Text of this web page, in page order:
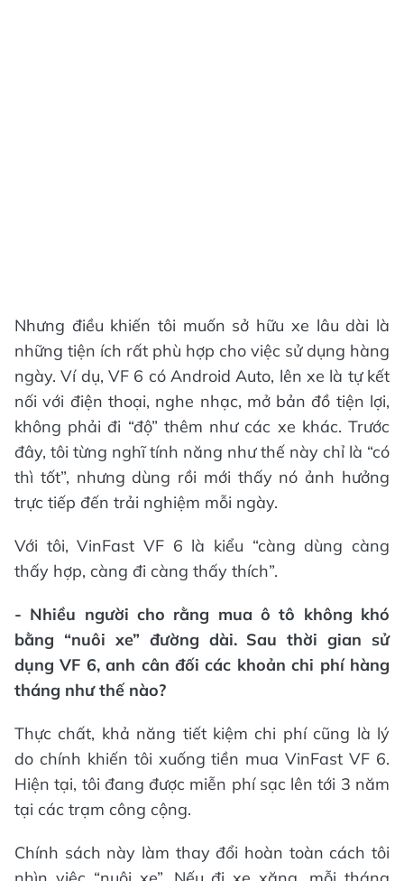
Nhưng điều khiến tôi muốn sở hữu xe lâu dài là
những tiện ích rất phù hợp cho việc sử dụng hàng
ngày. Ví dụ, VF 6 có Android Auto, lên xe là tự kết
nối với điện thoại, nghe nhạc, mở bản đồ tiện lợi,
không phải đi “độ” thêm như các xe khác. Trước
đây, tôi từng nghĩ tính năng như thế này chỉ là “có
thì tốt”, nhưng dùng rồi mới thấy nó ảnh hưởng
trực tiếp đến trải nghiệm mỗi ngày.
Với tôi, VinFast VF 6 là kiểu “càng dùng càng
thấy hợp, càng đi càng thấy thích”.
- Nhiều người cho rằng mua ô tô không khó
bằng “nuôi xe” đường dài. Sau thời gian sử
dụng VF 6, anh cân đối các khoản chi phí hàng
tháng như thế nào?
Thực chất, khả năng tiết kiệm chi phí cũng là lý
do chính khiến tôi xuống tiền mua VinFast VF 6.
Hiện tại, tôi đang được miễn phí sạc lên tới 3 năm
tại các trạm công cộng.
Chính sách này làm thay đổi hoàn toàn cách tôi